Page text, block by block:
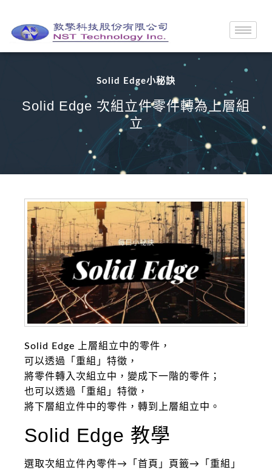
Solid Edge小秘訣
Solid Edge 次組立件零件轉為上層組
立
Solid Edge 上層組立中的零件，
可以透過「重組」特徵，
將零件轉入次組立中，變成下一階的零件；
也可以透過「重組」特徵，
將下層組立件中的零件，轉到上層組立中。
Solid Edge 教學
選取次組立件內零件→「首頁」頁籤→「重組」